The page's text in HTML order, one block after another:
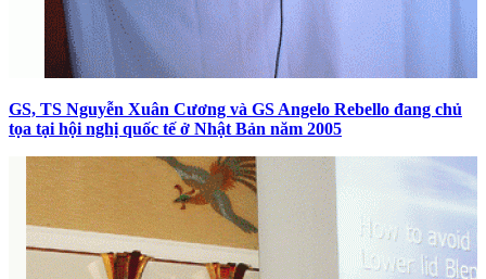
GS, TS Nguyễn Xuân Cương và GS Angelo Rebello đang chủ
tọa tại hội nghị quốc tế ở Nhật Bản năm 2005